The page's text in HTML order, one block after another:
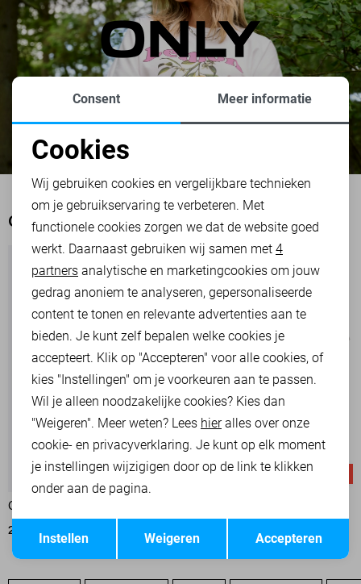
OOK HET BEKIJKEN WAARD
-50%
ONLY BLOUSE
20,00 39,99
Noodzakelijke cookies
Personalisatie cookies
Analytische cookies
Marketing cookies
Terug Opslaan
Consent Meer informatie
Cookies
Wij gebruiken cookies en vergelijkbare technieken
om je gebruikservaring te verbeteren. Met
functionele cookies zorgen we dat de website goed
werkt. Daarnaast gebruiken wij samen met 4
partners analytische en marketingcookies om jouw
gedrag anoniem te analyseren, gepersonaliseerde
content te tonen en relevante advertenties aan te
bieden. Je kunt zelf bepalen welke cookies je
accepteert. Klik op "Accepteren" voor alle cookies, of
kies "Instellingen" om je voorkeuren aan te passen.
Wil je alleen noodzakelijke cookies? Kies dan
"Weigeren". Meer weten? Lees hieralles over onze
cookie- en privacyverklaring. Je kunt op elk moment
je instellingen wijzigigen door op de link te klikken
onder aan de pagina.
Accepteren
Weigeren
Instellen